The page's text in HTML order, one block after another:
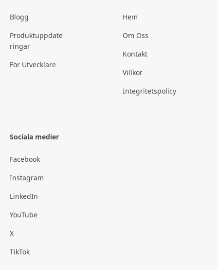
Blogg
Produktuppdate
ringar
För Utvecklare
Hem
Om Oss
Kontakt
Villkor
Integritetspolicy
Sociala medier
Facebook
Instagram
LinkedIn
YouTube
X
TikTok